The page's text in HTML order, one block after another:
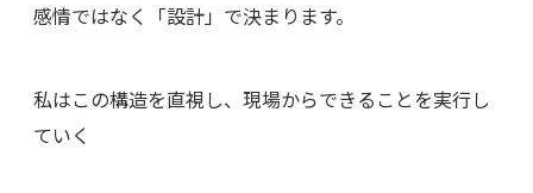
感情ではなく「設計」で決まります。
私はこの構造を直視し、現場からできることを実行し
ていく